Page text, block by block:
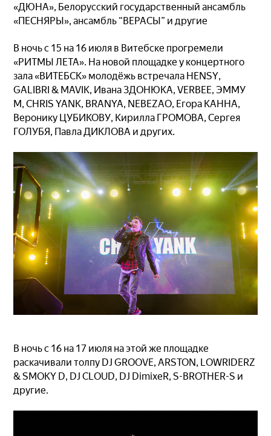
«ДЮНА», Белорусский государственный ансамбль
«ПЕСНЯРЫ», ансамбль “ВЕРАСЫ” и другие
В ночь с 15 на 16 июля в Витебске прогремели
«РИТМЫ ЛЕТА». На новой площадке у концертного
зала «ВИТЕБСК» молодёжь встречала HENSY,
GALIBRI & MAVIK, Ивана ЗДОНЮКА, VERBEE, ЭММУ
М, CHRIS YANK, BRANYA, NEBEZAO, Егора КАННА,
Веронику ЦУБИКОВУ, Кирилла ГРОМОВА, Сергея
ГОЛУБЯ, Павла ДИКЛОВА и других.
В ночь с 16 на 17 июля на этой же площадке
раскачивали толпу DJ GROOVE, ARSTON, LOWRIDERZ
& SMOKY D, DJ CLOUD, DJ DimixeR, S-BROTHER-S и
другие.